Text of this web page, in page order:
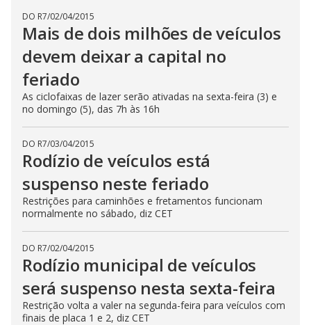
DO R7/02/04/2015
Mais de dois milhões de veículos
devem deixar a capital no
feriado
As ciclofaixas de lazer serão ativadas na sexta-feira (3) e
no domingo (5), das 7h às 16h
DO R7/03/04/2015
Rodízio de veículos está
suspenso neste feriado
Restrições para caminhões e fretamentos funcionam
normalmente no sábado, diz CET
DO R7/02/04/2015
Rodízio municipal de veículos
será suspenso nesta sexta-feira
Restrição volta a valer na segunda-feira para veículos com
finais de placa 1 e 2, diz CET